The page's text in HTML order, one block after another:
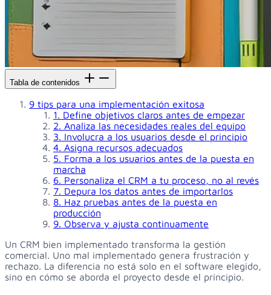
Tabla de contenidos
9 tips para una implementación exitosa
1. Define objetivos claros antes de empezar
2. Analiza las necesidades reales del equipo
3. Involucra a los usuarios desde el principio
4. Asigna recursos adecuados
5. Forma a los usuarios antes de la puesta en
marcha
6. Personaliza el CRM a tu proceso, no al revés
7. Depura los datos antes de importarlos
8. Haz pruebas antes de la puesta en
producción
9. Observa y ajusta continuamente
Un CRM bien implementado transforma la gestión
comercial. Uno mal implementado genera frustración y
rechazo. La diferencia no está solo en el software elegido,
sino en cómo se aborda el proyecto desde el principio.